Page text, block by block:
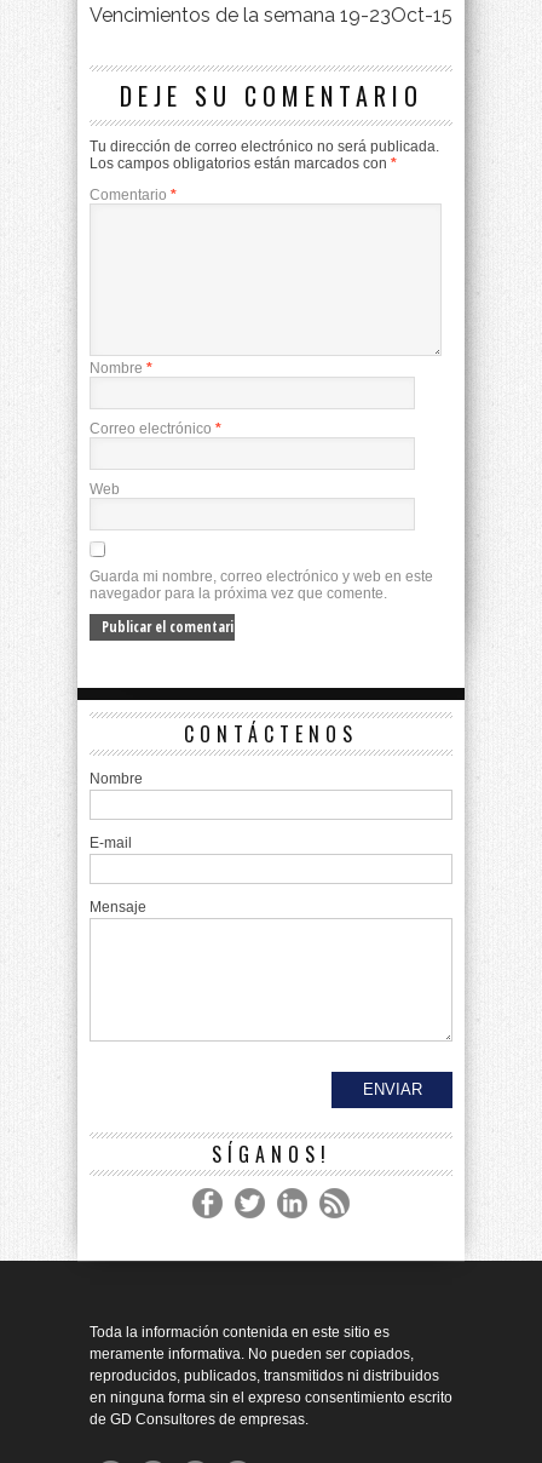
Vencimientos de la semana 19-23Oct-15
DEJE SU COMENTARIO
Tu dirección de correo electrónico no será publicada.
Los campos obligatorios están marcados con *
Comentario *
Nombre *
Correo electrónico *
Web
Guarda mi nombre, correo electrónico y web en este
navegador para la próxima vez que comente.
CONTÁCTENOS
Nombre
E-mail
Mensaje
SÍGANOS!
Toda la información contenida en este sitio es
meramente informativa. No pueden ser copiados,
reproducidos, publicados, transmitidos ni distribuidos
en ninguna forma sin el expreso consentimiento escrito
de GD Consultores de empresas.